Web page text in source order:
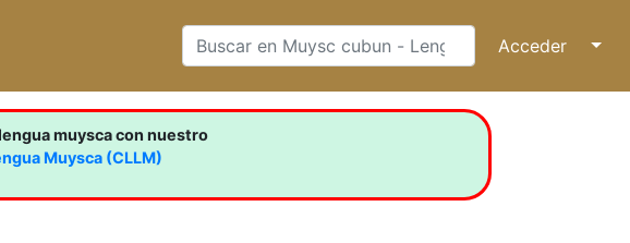
Acceder ↓
muysca con nuestro
Muysca (CLLM)